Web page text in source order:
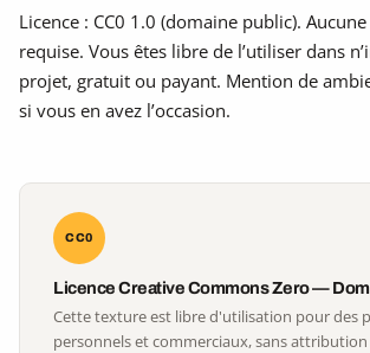
Licence : CC0 1.0 (domaine public).
requise. Vous êtes libre de l’utiliser dans
projet, gratuit ou payant. Mention de
si vous en avez l’occasion.
CC0
Licence Creative Commons Zero —
Cette texture est libre d'utilisation pour des
personnels et commerciaux, sans